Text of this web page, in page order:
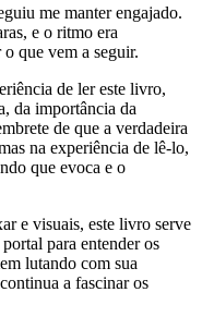
me manter engajado.
e o ritmo era
que vem a seguir.
de ler este livro,
da importância da
de que a verdadeira
na experiência de lê-lo,
que evoca e o
e visuais, este livro serve
para entender os
lutando com sua
a fascinar os